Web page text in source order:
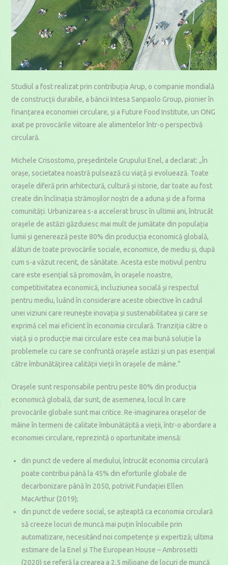
Studiul a fost realizat prin contribuția Arup, o companie mondială
de construcții durabile, a băncii Intesa Sanpaolo Group, pionier în
finanțarea economiei circulare, și a Future Food Institute, un ONG
axat pe provocările viitoare ale alimentelor într-o perspectivă
circulară.
Michele Crisostomo, președintele Grupului Enel, a declarat: „În
orașe, societatea noastră pulsează cu viață și evoluează. Toate
orașele diferă prin arhitectură, cultură și istorie, dar toate au fost
create din înclinația strămoșilor noștri de a aduna și de a forma
comunități. Urbanizarea s-a accelerat brusc în ultimii ani, întrucât
orașele de astăzi găzduiesc mai mult de jumătate din populația
lumii și generează peste 80% din producția economică globală,
alături de toate provocările sociale, economice, de mediu și, după
cum s-a văzut recent, de sănătate. Acesta este motivul pentru
care este esențial să promovăm, în orașele noastre,
competitivitatea economică, incluziunea socială și respectul
pentru mediu, luând în considerare aceste obiective în cadrul
unei viziuni care reunește inovația și sustenabilitatea și care se
exprimă cel mai eficient în economia circulară. Tranziția către o
viață și o producție mai circulare este cea mai bună soluție la
problemele cu care se confruntă orașele astăzi și un pas esențial
către îmbunătățirea calității vieții în orașele de mâine.”
Orașele sunt responsabile pentru peste 80% din producția
economică globală, dar sunt, de asemenea, locul în care
provocările globale sunt mai critice. Re-imaginarea orașelor de
mâine în termeni de calitate îmbunătățită a vieții, într-o abordare a
economiei circulare, reprezintă o oportunitate imensă:
din punct de vedere al mediului, întrucât economia circulară
poate contribui până la 45% din eforturile globale de
decarbonizare până în 2050, potrivit Fundației Ellen
MacArthur (2019);
din punct de vedere social, se așteaptă ca economia circulară
să creeze locuri de muncă mai puțin înlocuibile prin
automatizare, necesitând noi competențe și expertiză; ultima
estimare de la Enel și The European House – Ambrosetti
(2020) se referă la crearea a 2,5 milioane de locuri de muncă